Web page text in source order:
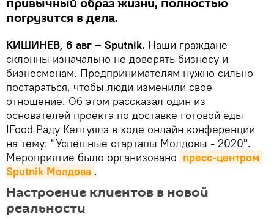
привычный образ жизни, полностью
погрузится в дела.
КИШИНЕВ, 6 авг – Sputnik. Наши граждане
склонны изначально не доверять бизнесу и
бизнесменам. Предпринимателям нужно сильно
постараться, чтобы люди изменили свое
отношение. Об этом рассказал один из
основателей проекта по доставке готовой еды
IFood Раду Келтуялэ в ходе онлайн конференции
на тему: "Успешные стартапы Молдовы - 2020".
Мероприятие было организовано пресс-центром
Sputnik Молдова .
Настроение клиентов в новой
реальности